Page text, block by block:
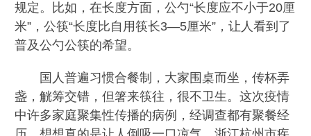
规定。比如，在长度方面，公勺“长度应不小于20厘
米”，公筷“长度比自用筷长3—5厘米”，让人看到了
普及公勺公筷的希望。
国人普遍习惯合餐制，大家围桌而坐，传杯弄
盏，觥筹交错，但箸来筷往，很不卫生。这次疫情
中许多家庭聚集性传播的病例，经调查都有聚餐经